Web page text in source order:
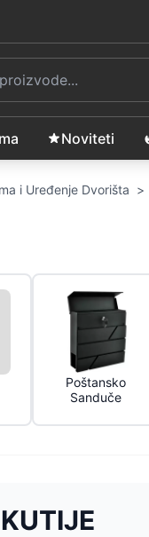
Noviteti
i Uređenje Dvorišta >
Poštansko
Sanduče